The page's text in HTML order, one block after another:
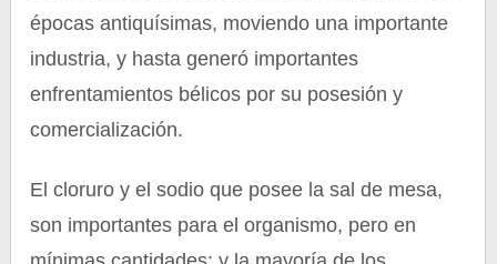
épocas antiquísimas, moviendo una importante
industria, y hasta generó importantes
enfrentamientos bélicos por su posesión y
comercialización.
El cloruro y el sodio que posee la sal de mesa,
son importantes para el organismo, pero en